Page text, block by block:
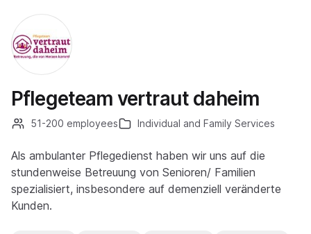
Pflegeteam vertraut daheim
51-200 employees Individual and Family Services
Als ambulanter Pflegedienst haben wir uns auf die
stundenweise Betreuung von Senioren/ Familien
spezialisiert, insbesondere auf demenziell veränderte
Kunden.